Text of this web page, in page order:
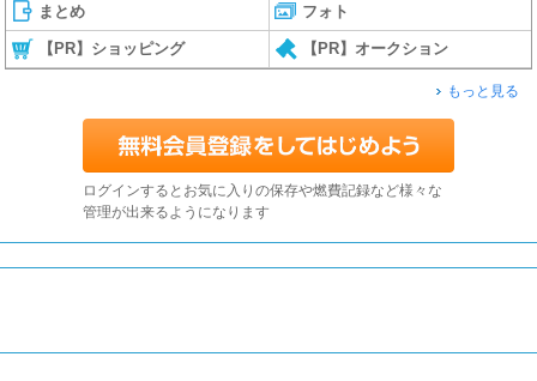
まとめ フォト
【PR】ショッピング 【PR】オークション
もっと見る
ログインするとお気に入りの保存や燃費記録など様々な
管理が出来るようになります